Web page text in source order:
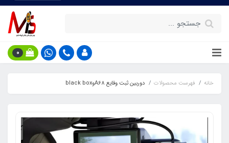
0
خانه فهرست محصولات دوربین ثبت وقایع A68وblack box